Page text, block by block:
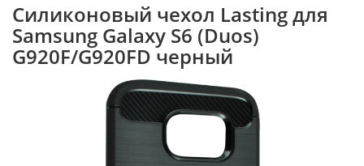
Силиконовый чехол Lasting для
Samsung Galaxy S6 (Duos)
G920F/G920FD черный